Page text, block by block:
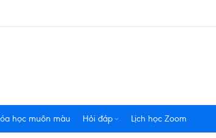
học muôn màu Hỏi đáp Lịch học Zoom